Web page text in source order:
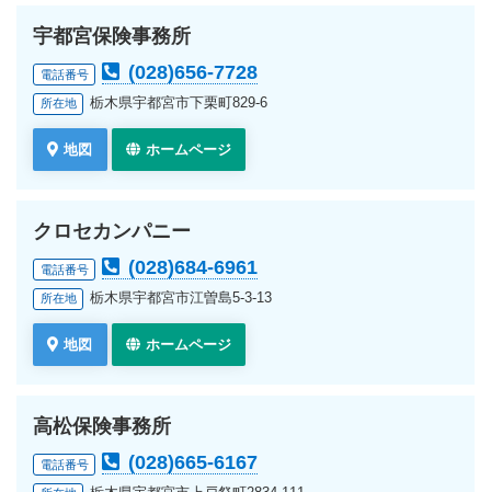
宇都宮保険事務所
電話番号 (028)656-7728
所在地 栃木県宇都宮市下栗町829-6
地図 ホームページ
クロセカンパニー
電話番号 (028)684-6961
所在地 栃木県宇都宮市江曽島5-3-13
地図 ホームページ
高松保険事務所
電話番号 (028)665-6167